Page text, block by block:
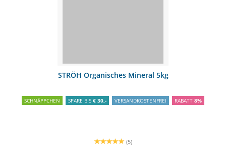
STRÖH Organisches Mineral 5kg
SCHNÄPPCHEN SPARE BIS € 30,- VERSANDKOSTENFREI RABATT 8%
(5)